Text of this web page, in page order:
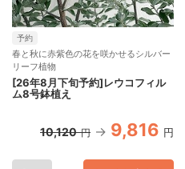
予約
春と秋に赤紫色の花を咲かせるシルバー
リーフ植物
[26年8月下旬予約]レウコフィル
ム8号鉢植え
10,120 円 9,816 円